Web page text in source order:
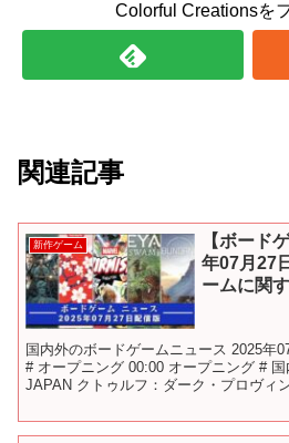
Colorful Creationsを
関連記事
新作ゲーム
【ボード
年07月27
ームに関
国内外のボードゲームニュース 2025年
# オープニング 00:00 オープニング #
JAPAN クトゥルフ：ダーク・プロヴ